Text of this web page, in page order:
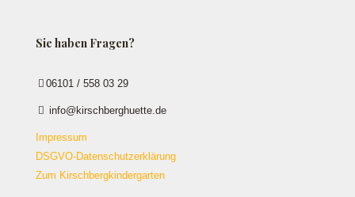
Sie haben Fragen?
06101 / 558 03 29
info@kirschberghuette.de
Impressum
DSGVO-Datenschutzerklärung
Zum Kirschbergkindergarten